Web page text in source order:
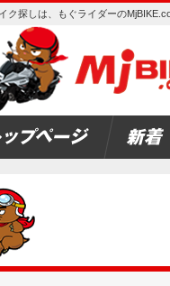
ク探しは、もぐライダーの